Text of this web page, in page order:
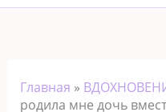
Главная »
родила мне дочь